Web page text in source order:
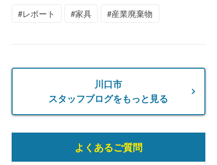
レポート 家具 産業廃棄物
川口市
スタッフブログをもっと見る
よくあるご質問